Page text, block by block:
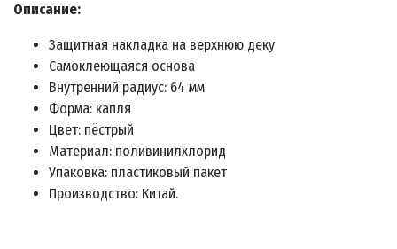
Описание:
Защитная накладка на верхнюю деку
Самоклеющаяся основа
Внутренний радиус: 64 мм
Форма: капля
Цвет: пёстрый
Материал: поливинилхлорид
Упаковка: пластиковый пакет
Производство: Китай.